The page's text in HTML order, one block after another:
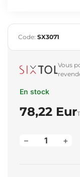
Code: SX3071
Vous
En stock
78,22 Eur
+
–